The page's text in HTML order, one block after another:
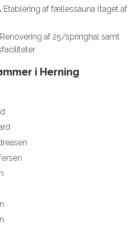
Etablering af fællessauna (taget af
Renovering af 25/springhal samt
i Herning